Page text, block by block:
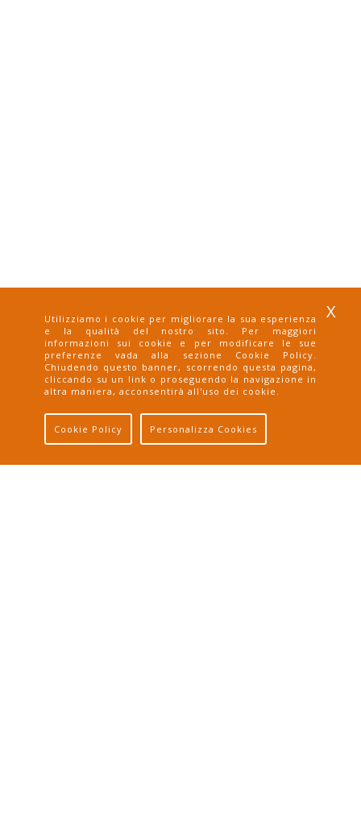
Utilizziamo i cookie per migliorare la sua esperienza
e la qualità del nostro sito. Per maggiori
informazioni sui cookie e per modificare le sue
preferenze vada alla sezione Cookie Policy.
Chiudendo questo banner, scorrendo questa pagina,
cliccando su un link o proseguendo la navigazione in
altra maniera, acconsentirà all'uso dei cookie.
X
Cookie Policy Personalizza Cookies
spedizione
gratuita
pagamento
con carta
pagamento
Sconto del 3% se paghi con